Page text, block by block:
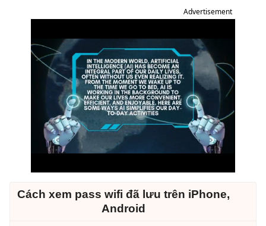
Advertisement
Cách xem pass wifi đã lưu trên iPhone,
Android